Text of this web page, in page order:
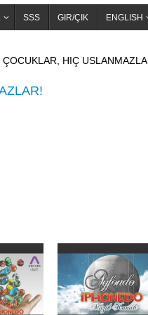
SSS GIR/ÇIK ENGLISH
ÇOCUKLAR, HIÇ